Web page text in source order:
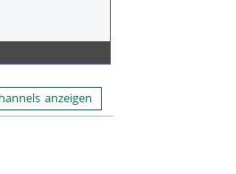
anzeigen